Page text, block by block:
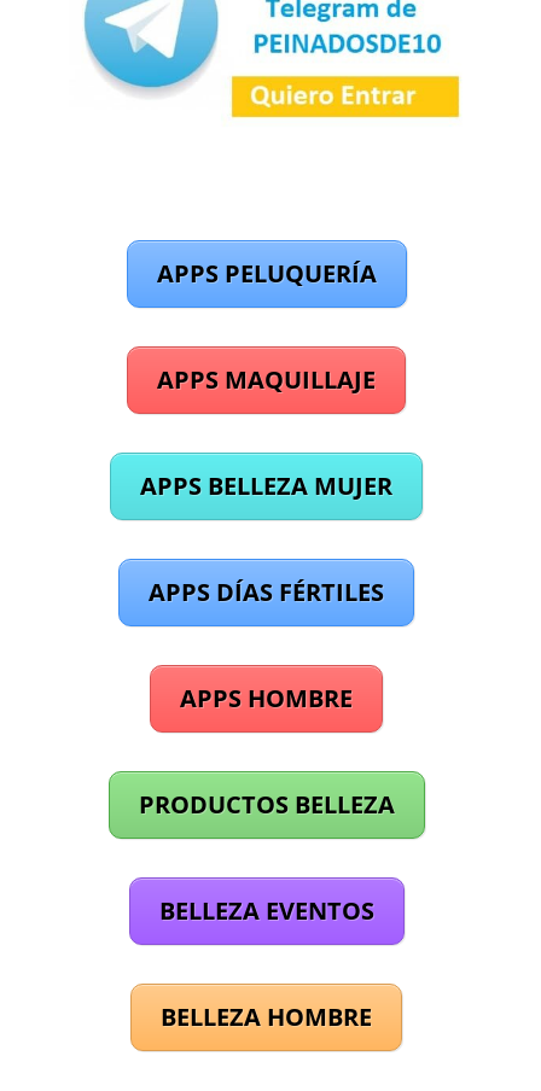
APPS PELUQUERÍA
APPS MAQUILLAJE
APPS BELLEZA MUJER
APPS DÍAS FÉRTILES
APPS HOMBRE
PRODUCTOS BELLEZA
BELLEZA EVENTOS
BELLEZA HOMBRE